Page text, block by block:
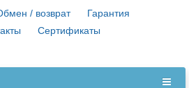
/ возврат
Гарантия
Сертификаты